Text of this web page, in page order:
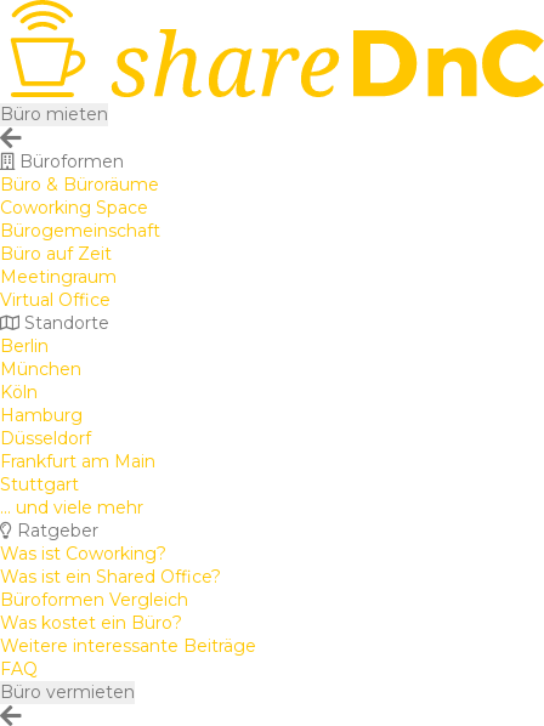
Büro mieten
Büroformen
Büro & Büroräume
Coworking Space
Bürogemeinschaft
Büro auf Zeit
Meetingraum
Virtual Office
Standorte
Berlin
München
Köln
Hamburg
Düsseldorf
Frankfurt am Main
Stuttgart
... und viele mehr
Ratgeber
Was ist Coworking?
Was ist ein Shared Office?
Büroformen Vergleich
Was kostet ein Büro?
Weitere interessante Beiträge
FAQ
Büro vermieten